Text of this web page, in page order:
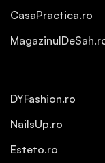
CasaPractica.ro
DYFashion.ro
NailsUp.ro
Esteto.ro